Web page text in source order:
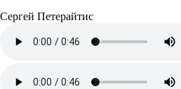
Сергей Петерайтис